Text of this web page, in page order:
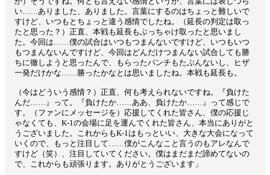
い……ありました、ありました。言葉にするのはちょっと難しいで
すけど、いつもとちょっと違う感情でしたね。（延長の判定は取っ
たと思った？）正直、本戦も延長もぶっちゃけ取ったと思いまし
た。今回は……僕の試合はいつもつまんないですけど、いつもいつ
もつまんないんですけど、今回はどんだけつまんない試合しても勝
ちに徹しようと思ったんで、もらったパンチもたぶんないし、ヒザ
一発だけかな……勝ったかなとは思いましたね。本戦も延長も。
（今はどういう感情？）正直、何も考えられないですね。『負けた
んだ……』って。『負けたか……ああ、負けたか……』って感じで
す。（ファンにメッセージを）応援してくれた皆さん、僕の応援じ
ゃなくても、K-1の会場に足を運んでくれた皆さん、本当にありがと
うございました。これからもK-1はもっといい、大きな大会になって
いくので、もっと注目して……僕がこんなこと言うのもアレなんで
すけど（笑）、注目していてください。僕はまだまだ諦めてないの
で、これからも頑張ります。ありがとうございます」